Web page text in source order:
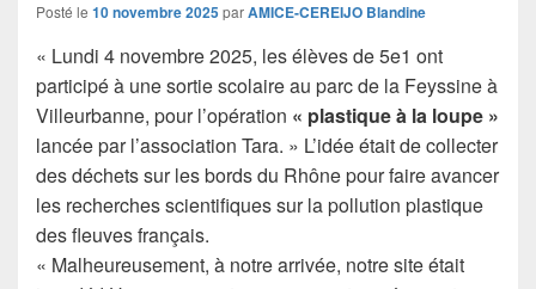
Posté le 10 novembre 2025parAMICE-CEREIJO Blandine
« Lundi 4 novembre 2025, les élèves de 5e1 ont
participé à une sortie scolaire au parc de la Feyssine à
Villeurbanne, pour l’opération « plastique à la loupe »
lancée par l’association Tara. » L’idée était de collecter
des déchets sur les bords du Rhône pour faire avancer
les recherches scientifiques sur la pollution plastique
des fleuves français.
« Malheureusement, à notre arrivée, notre site était